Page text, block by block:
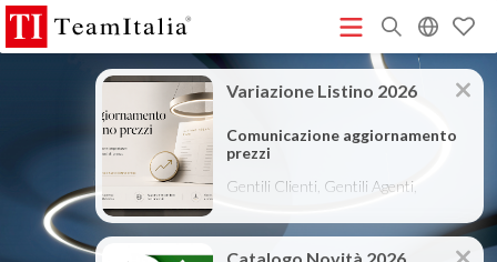
R
(513K) Catalogo Novità 2026
DECORATIVE
CATALOGUE 2025(12M) TECHNICAL CATALOGUE 2025
COMPANY PROFILE ITA COMPANY PROFILE GB(3M) COMPANY
StarTeam 1 (introduzione)
(15M) ★Istruzioni Touch-Dim e Sincronizzazione (110K)